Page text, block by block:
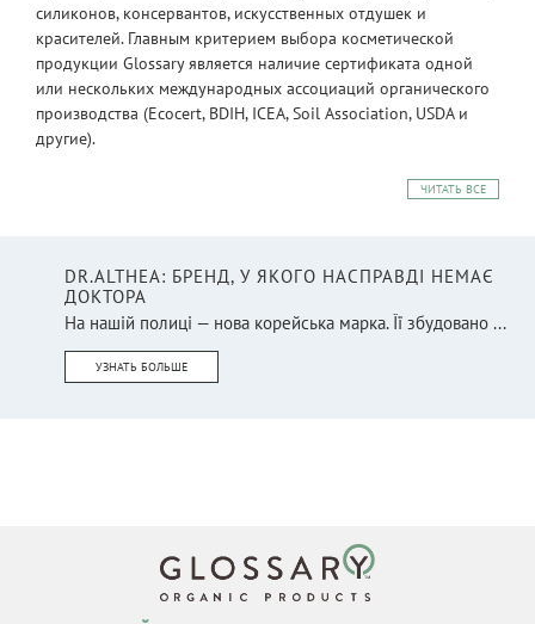
силиконов, консервантов, искусственных отдушек и
красителей. Главным критерием выбора косметической
продукции Glossary является наличие сертификата одной
или нескольких международных ассоциаций органического
производства (Ecocert, BDIH, ICEA, Soil Association, USDA и
другие).
ЧИТАТЬ ВСЕ
DR.ALTHEA: БРЕНД, У ЯКОГО НАСПРАВДІ НЕМАЄ
ДОКТОРА
На нашій полиці — нова корейська марка. Її збудовано ...
УЗНАТЬ БОЛЬШЕ